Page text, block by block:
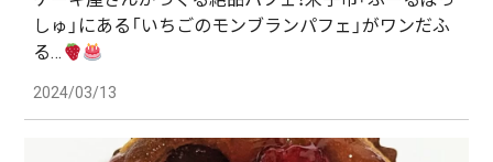
しゅ」にある「いちごのモンブランパフェ」がワンだふ
る…
2024/03/13